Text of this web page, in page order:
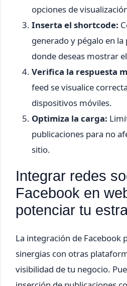
opciones de
Inserta el shortcode:
generado y pégalo en
donde deseas mostrar
Verifica la respuesta
feed se visualice
dispositivos móviles.
Optimiza la carga:
publicaciones para no
sitio.
Integrar redes
Facebook en
potenciar tu
La integración de Facebook
sinergias con otras
visibilidad de tu negocio.